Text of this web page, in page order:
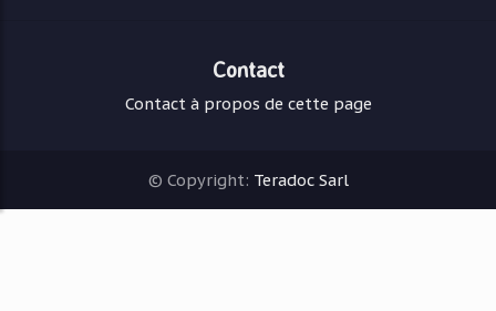
Contact
Contact à propos de cette page
© Copyright: Teradoc Sarl